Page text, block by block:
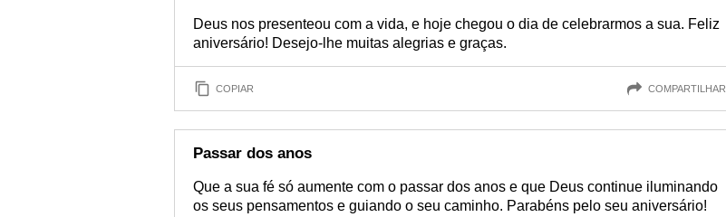
Deus nos presenteou com a vida, e hoje chegou o dia de celebrarmos a sua. Feliz
aniversário! Desejo-lhe muitas alegrias e graças.
COPIAR COMPARTILHAR
Passar dos anos
Que a sua fé só aumente com o passar dos anos e que Deus continue iluminando
os seus pensamentos e guiando o seu caminho. Parabéns pelo seu aniversário!